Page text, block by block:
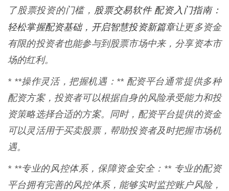
了股票投资的门槛， 股票交易软件 配资入门指南：
轻松掌握配资基础，开启智慧投资新篇章让更多资金
有限的投资者也能参与到股票市场中来，分享资本市
场的红利。
* **操作灵活，把握机遇：** 配资平台通常提供多种
配资方案，投资者可以根据自身的风险承受能力和投
资策略选择合适的方案。同时，配资平台提供的资金
可以灵活用于买卖股票，帮助投资者及时把握市场机
遇。
* **专业的风控体系，保障资金安全：** 专业的配资
平台拥有完善的风控体系，能够实时监控账户风险，